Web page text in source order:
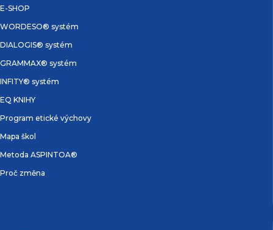
E-SHOP
WORDESO® systém
DIALOGIS® systém
GRAMMAX® systém
INFITY® systém
EQ KNIHY
Program etické výchovy
Mapa škol
Metoda ASPINTOA®
Proč změna